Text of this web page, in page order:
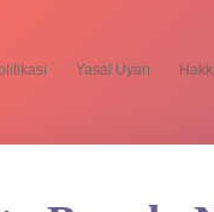
Yasal Uyarı